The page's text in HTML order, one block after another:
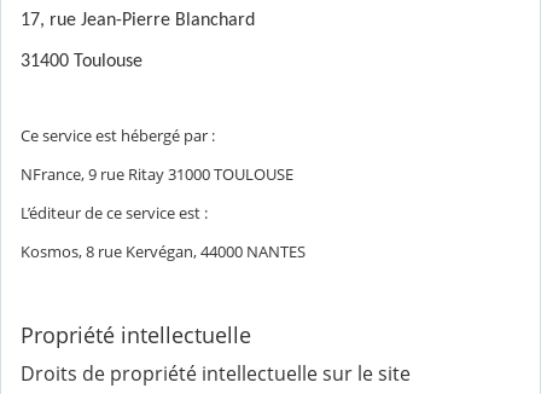
17, rue Jean-Pierre Blanchard
31400 Toulouse
Ce service est hébergé par :
NFrance, 9 rue Ritay 31000 TOULOUSE
L’éditeur de ce service est :
Kosmos, 8 rue Kervégan, 44000 NANTES
Propriété intellectuelle
Droits de propriété intellectuelle sur le site